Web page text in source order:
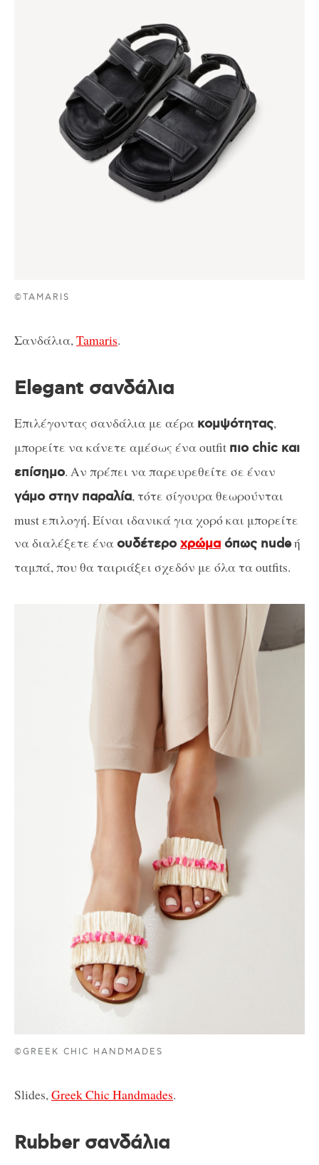
©TAMARIS
Σανδάλια, Tamaris.
Elegant σανδάλια
Επιλέγοντας σανδάλια με αέρα κομψότητας,
μπορείτε να κάνετε αμέσως ένα outfit πιο chic και
επίσημο. Αν πρέπει να παρευρεθείτε σε έναν
γάμο στην παραλία, τότε σίγουρα θεωρούνται
must επιλογή. Είναι ιδανικά για χορό και μπορείτε
να διαλέξετε έναουδέτεροχρώμα όπως nudeή
ταμπά, που θα ταιριάξει σχεδόν με όλα τα outfits.
©GREEK CHIC HANDMADES
Slides, Greek Chic Handmades.
Rubber σανδάλια